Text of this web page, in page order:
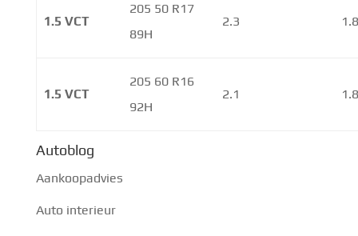
1.5 VCT
205 50 R17
89H
2.3
1.5 VCT
205 60 R16
92H
2.1
Autoblog
Aankoopadvies
Auto interieur